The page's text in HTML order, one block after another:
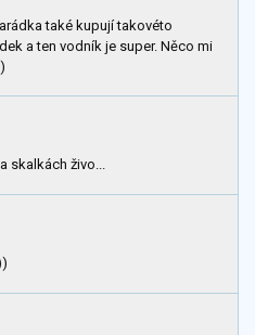
také kupují takovéto
a ten vodník je super. Něco mi
skalkách živo...